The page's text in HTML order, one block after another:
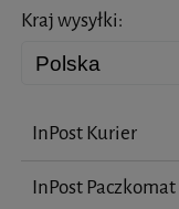
Kraj wysyłki:
InPost Kurier
InPost